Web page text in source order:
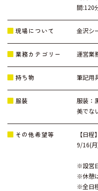
間:120
現場について 金沢シ
業務カテゴリー 運営業
持ち物 筆記用
服装
服装：
美でな
その他希望等
【日程】
9/16(
※設営
※休憩
※全日